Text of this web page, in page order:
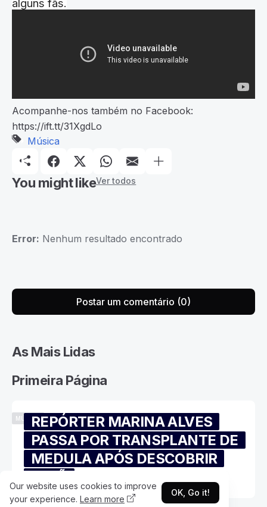
alguns fãs.
Acompanhe-nos também no Facebook:
https://ift.tt/31XgdLo
Música
You might likeVer todos
Error: Nenhum resultado encontrado
Postar um comentário (0)
As Mais Lidas
Primeira Página
MÚSICAREPÓRTER MARINA ALVES
PASSA POR TRANSPLANTE DE
MEDULA APÓS DESCOBRIR
Our website uses cookies to improve
your experience. Learn more
OK, Go it!